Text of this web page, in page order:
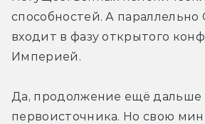
способностей. А параллельно
входит в фазу открытого
Империей.
Да, продолжение ещё дальше
первоисточника. Но свою